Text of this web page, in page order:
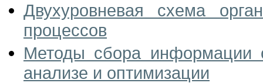
Двухуровневая схема
процессов
Методы сбора информации
анализе и оптимизации